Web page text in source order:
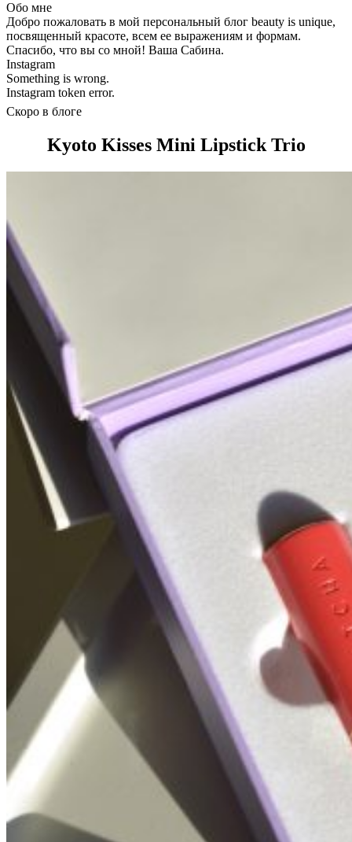
Обо мне
Добро пожаловать в мой персональный блог beauty is unique,
посвященный красоте, всем ее выражениям и формам.
Спасибо, что вы со мной! Ваша Сабина.
Instagram
Something is wrong.
Instagram token error.
Скоро в блоге
Kyoto Kisses Mini Lipstick Trio